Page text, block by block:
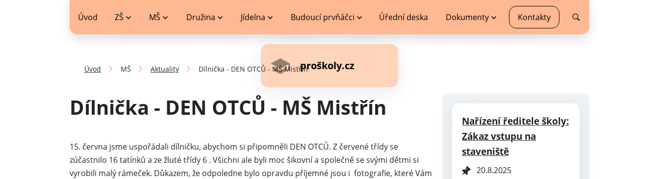
Úvod ZŠ MŠ Družina Jídelna Budoucí prvňáčci Úřední deska Dokumenty Kontakty
proškoly.cz
Úvod MŠ Aktuality Dílnička - DEN OTCŮ - MŠ Mistřín
Dílnička - DEN OTCŮ - MŠ Mistřín
15. června jsme uspořádali dílničku, abychom si připomněli DEN OTCŮ. Z červené třídy se
zúčastnilo 16 tatínků a ze žluté třídy 6 . Všichni ale byli moc šikovní a společně se svými dětmi si
vyrobili malý rámeček. Důkazem, že odpoledne bylo opravdu příjemné jsou i fotografie, které Vám
Nařízení ředitele školy:
Zákaz vstupu na
staveniště
20.8.2025